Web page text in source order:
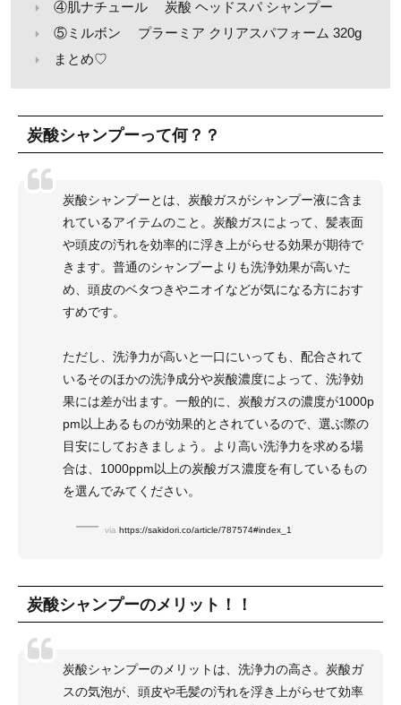
④肌ナチュール 炭酸 ヘッドスパ シャンプー
⑤ミルボン プラーミア クリアスパフォーム 320g
まとめ♡
炭酸シャンプーって何？？
炭酸シャンプーとは、炭酸ガスがシャンプー液に含ま
れているアイテムのこと。炭酸ガスによって、髪表面
や頭皮の汚れを効率的に浮き上がらせる効果が期待で
きます。普通のシャンプーよりも洗浄効果が高いた
め、頭皮のベタつきやニオイなどが気になる方におす
すめです。
ただし、洗浄力が高いと一口にいっても、配合されて
いるそのほかの洗浄成分や炭酸濃度によって、洗浄効
果には差が出ます。一般的に、炭酸ガスの濃度が1000p
pm以上あるものが効果的とされているので、選ぶ際の
目安にしておきましょう。より高い洗浄力を求める場
合は、1000ppm以上の炭酸ガス濃度を有しているもの
を選んでみてください。
via https://sakidori.co/article/787574#index_1
炭酸シャンプーのメリット！！
炭酸シャンプーのメリットは、洗浄力の高さ。炭酸ガ
スの気泡が、頭皮や毛髪の汚れを浮き上がらせて効率